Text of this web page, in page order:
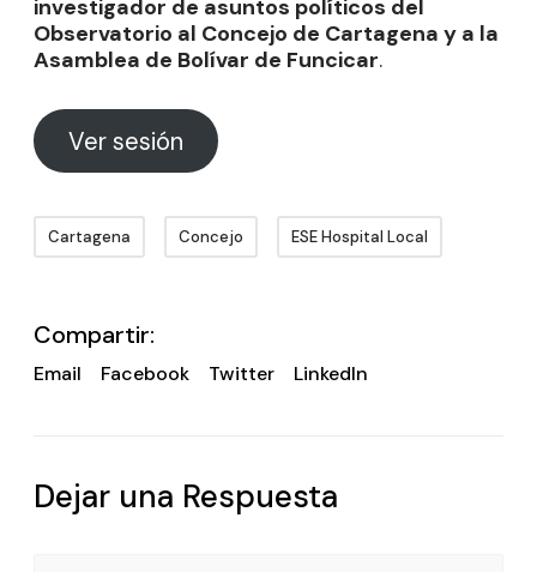
investigador de asuntos políticos del
Observatorio al Concejo de Cartagena y a la
Asamblea de Bolívar de Funcicar.
Ver sesión
Cartagena Concejo ESE Hospital Local
Compartir:
Email Facebook Twitter LinkedIn
Dejar una Respuesta